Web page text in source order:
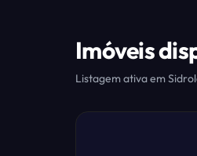
Imóveis
Listagem ativa em